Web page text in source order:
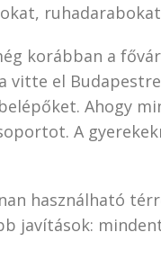
korábban a
vitte el
Ahogy
A
használható
javítások: